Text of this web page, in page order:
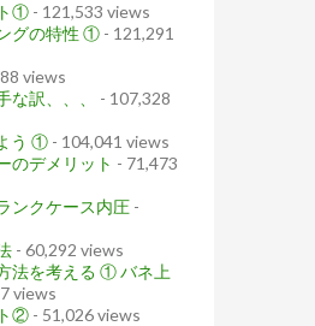
① - 121,533 views
グの特性 ① - 121,291
views
な訳、、、
- 107,328
う ① - 104,041 views
のデメリット - 71,473
ンクケース内圧 -
- 60,292 views
法を考える ① バネ上
views
② - 51,026 views